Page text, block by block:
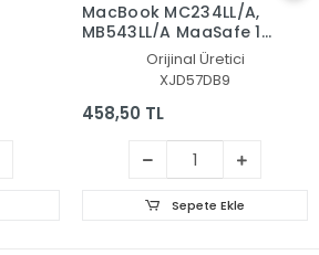
MacBook MC234LL/A,
MB543LL/A MagSafe 1 L
Tip Adaptör Kablosu
Orijinal Üretici
XJD57DB9
458,50 TL
Sepete Ekle